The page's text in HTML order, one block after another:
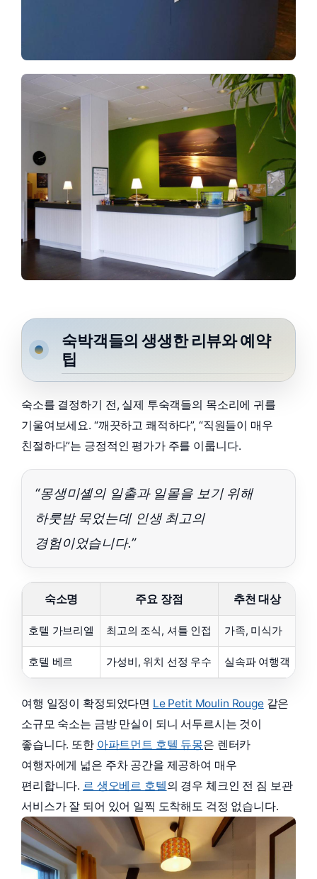
숙박객들의 생생한 리뷰와 예약
팁
숙소를 결정하기 전, 실제 투숙객들의 목소리에 귀를
기울여보세요. “깨끗하고 쾌적하다”, “직원들이 매우
친절하다”는 긍정적인 평가가 주를 이룹니다.
“몽생미셸의 일출과 일몰을 보기 위해
하룻밤 묵었는데 인생 최고의
경험이었습니다.”
숙소명 주요 장점 추천 대상
호텔 가브리엘 최고의 조식, 셔틀 인접 가족, 미식가
호텔 베르 가성비, 위치 선정 우수 실속파 여행객
여행 일정이 확정되었다면 Le Petit Moulin Rouge같은
소규모 숙소는 금방 만실이 되니 서두르시는 것이
좋습니다. 또한 아파트먼트 호텔 듀몽은 렌터카
여행자에게 넓은 주차 공간을 제공하여 매우
편리합니다. 르 생오베르 호텔의 경우 체크인 전 짐 보관
서비스가 잘 되어 있어 일찍 도착해도 걱정 없습니다.